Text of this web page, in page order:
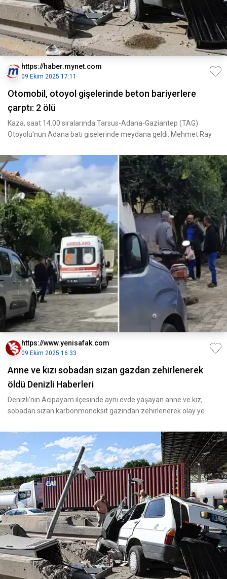
https://haber.mynet.com
09 Ekim 2025 17:11
Otomobil, otoyol gişelerinde beton bariyerlere
çarptı: 2 ölü
Kaza, saat 14.00 sıralarında Tarsus-Adana-Gaziantep (TAG)
Otoyolu'nun Adana batı gişelerinde meydana geldi. Mehmet Ray
https://www.yenisafak.com
09 Ekim 2025 16:33
Anne ve kızı sobadan sızan gazdan zehirlenerek
öldü Denizli Haberleri
Denizli’nin Acıpayam ilçesinde aynı evde yaşayan anne ve kız,
sobadan sızan karbonmonoksit gazından zehirlenerek olay ye